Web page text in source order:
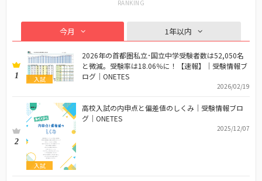
今月 1年以内
1 入試
2026年の首都圏私立･国立中学受験者数は52,050名
と微減。受験率は18.06％に！【速報】｜受験情報ブ
ログ｜ONETES
2026/02/19
2
入試
高校入試の内申点と偏差値のしくみ｜受験情報ブロ
グ｜ONETES
2025/12/07